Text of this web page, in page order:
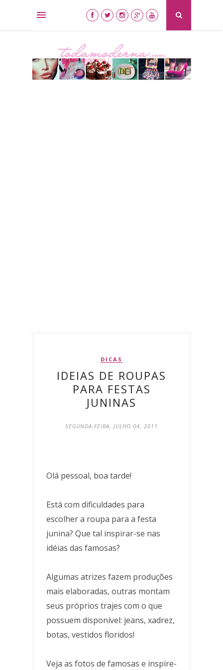
DICAS
IDEIAS DE ROUPAS
PARA FESTAS
JUNINAS
SEGUNDA-FEIRA, JULHO 04, 2011
Olá pessoal, boa tarde!
Está com dificuldades para
escolher a roupa para a festa
junina? Que tal inspirar-se nas
idéias das famosas?
Algumas atrizes fazem produções
mais elaboradas, outras montam
seus próprios trajes com o que
possuem disponível: jeans, xadrez,
botas, vestidos floridos!
Veja as fotos de famosas e inspire-